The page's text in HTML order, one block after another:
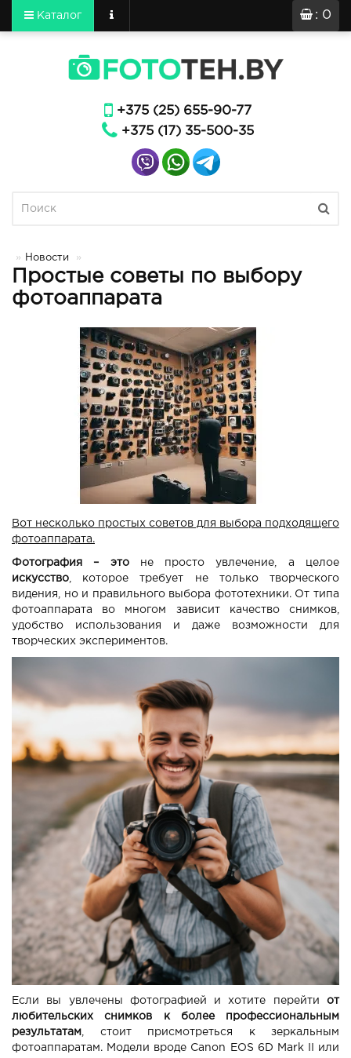
: 0
Каталог
+375 (25) 655-90-77
+375 (17) 35-500-35
Новости
Простые советы по выбору
фотоаппарата
Вот несколько простых советов для выбора подходящего
фотоаппарата.
Фотография – этоне просто увлечение, а целое
искусство , которое требует не только творческого
видения, но и правильного выбора фототехники. От типа
фотоаппарата во многом зависит качество снимков,
удобство использования и даже возможности для
творческих экспериментов.
Если вы увлечены фотографией и хотите перейти от
любительских снимков к более профессиональным
результатам , стоит присмотреться к зеркальным
фотоаппаратам. Модели вроде Canon EOS 6D Mark II или